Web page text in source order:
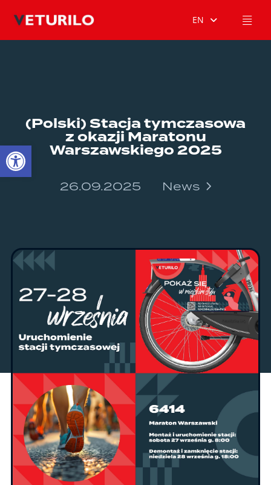
Open toolbar
EN
(Polski) Stacja tymczasowa
z okazji Maratonu
Warszawskiego 2025
26.09.2025 News